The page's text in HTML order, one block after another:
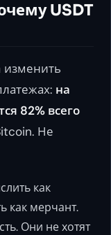
USDT
изменить
на
82% всего
Не
как
как мерчант.
Они не хотят